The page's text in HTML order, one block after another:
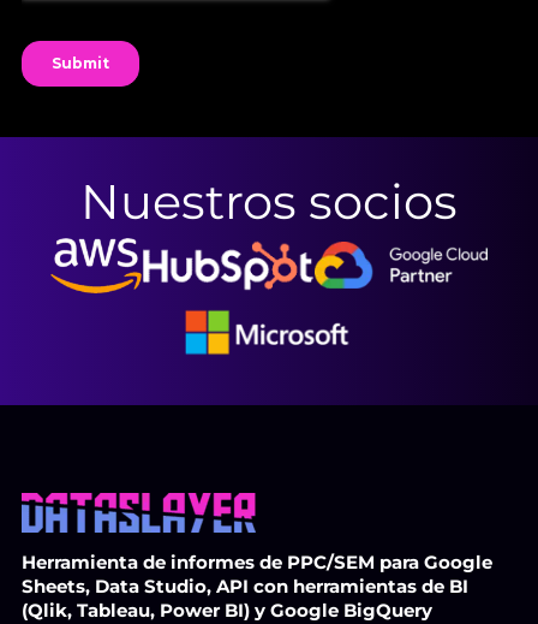
Nuestros socios
Herramienta de informes de PPC/SEM para Google
Sheets, Data Studio, API con herramientas de BI
(Qlik, Tableau, Power BI) y Google BigQuery